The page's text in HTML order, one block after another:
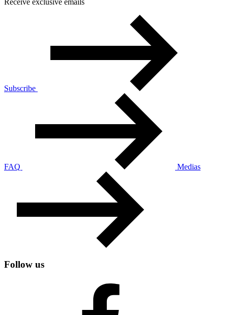
Subscribe
FAQ Medias
Follow us